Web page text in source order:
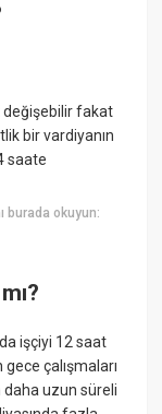
değişebilir fakat
bir vardiyanın
saate
burada okuyun:
işçiyi 12 saat
çalışmaları
uzun süreli